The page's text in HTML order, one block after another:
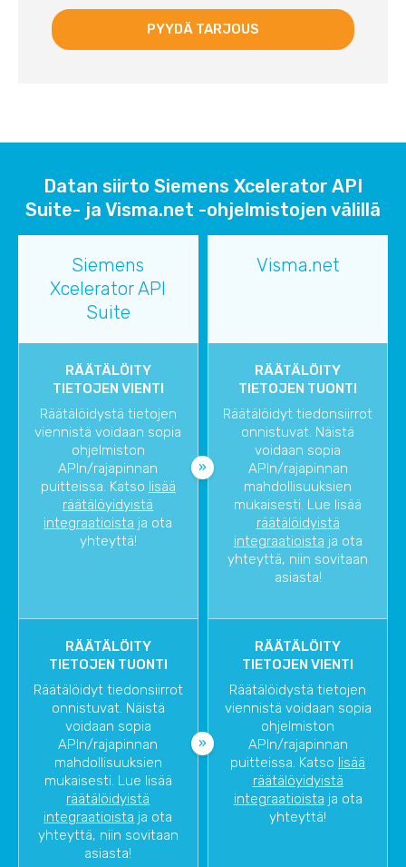
Datan siirto Siemens Xcelerator API
Suite- ja Visma.net -ohjelmistojen välillä
Siemens
Xcelerator API
Suite
Visma.net
RÄÄTÄLÖITY
TIETOJEN VIENTI
Räätälöidystä tietojen
viennistä voidaan sopia
ohjelmiston
APIn/rajapinnan
puitteissa. Katso lisää
räätälöyidyistä
integraatioista ja ota
yhteyttä!
RÄÄTÄLÖITY
TIETOJEN TUONTI
Räätälöidyt tiedonsiirrot
onnistuvat. Näistä
voidaan sopia
APIn/rajapinnan
mahdollisuuksien
mukaisesti. Lue lisää
räätälöidyistä
integraatioista ja ota
yhteyttä, niin sovitaan
asiasta!
RÄÄTÄLÖITY
TIETOJEN TUONTI
Räätälöidyt tiedonsiirrot
onnistuvat. Näistä
voidaan sopia
APIn/rajapinnan
mahdollisuuksien
mukaisesti. Lue lisää
räätälöidyistä
integraatioista ja ota
yhteyttä, niin sovitaan
asiasta!
RÄÄTÄLÖITY
TIETOJEN VIENTI
Räätälöidystä tietojen
viennistä voidaan sopia
ohjelmiston
APIn/rajapinnan
puitteissa. Katso lisää
räätälöyidyistä
integraatioista ja ota
yhteyttä!